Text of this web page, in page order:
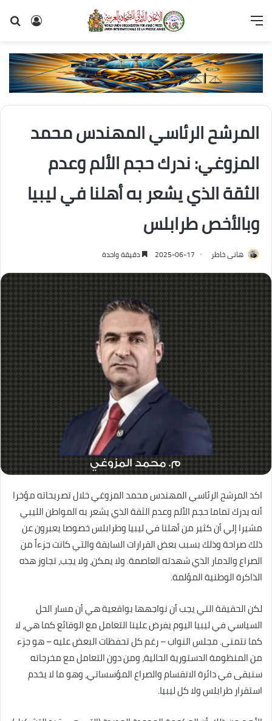
تسجيل
القائمة
المرشح الرئاسي المهندس محمد
المزوغي: ندرك حجم الألم وعدم
الثقة الذي يشعر به أهلنا في ليبيا
وبالأخص طرابلس
هانى خاطر 2025-06-17 دقيقة واحدة
اكد المرشح الرئاسي المهندس محمد المزوغي خلال تصريحاته مؤخرا
أنه يدرك تماما حجم الألم وعدم الثقة الذي يشعر به المواطن الليبي
مشيرا إلي أن كثير من أهلنا في ليبيا وطرابلس خصوصا يعبرون عن
ذلك صراحة وذلك بسبب بعض القرارات السابقة والتي كانت جزءاً من
الصراع والدمار الذي شهدته العاصمة. ولا يمكن، ولا يجب، تجاوز هذه
الذاكرة الوطنية المؤلمة.
لكن الحقيقة التي يجب أن نواجهها بواقعية هي أن مسار الحل
السياسي في ليبيا اليوم يفرض علينا التعامل مع الوقائع كما هي، لا
كما نتمنى. مجلس النواب – رغم كل تحفظات البعض عليه – هو جزء
من المنظومة الدستورية الحالية، ومن دون التعامل مع مخرجاته
سنبقى في دائرة الانقسام والصراع المؤسساتي، وهو ما لا يخدم
استقرار طرابلس ولا كل ليبيا.